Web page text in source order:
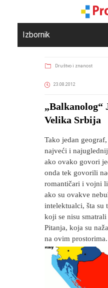
Izbornik
Društvo i znanost
23.08.2012
„Balkanolog“
Velika Srbija
Tako jedan
najveći i
ako ovako govori
onda tek govorili
romantičari i vojni
ako su ovakve
intelektualci, šta
koji se nisu
Pitanja, koja su
na ovim prostorima.